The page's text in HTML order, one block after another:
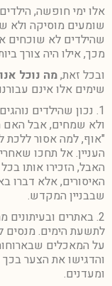
אלו ימי חופשה,
שומעים מוסיקה ולא
שהילדים לא שוכחים
מכך, אילו היה צורך
ובכל זאת,מה נוכל
שימים אלו אינם
1. נכון שהילדים
ולא שמחים, אבל האם
"אוף, למה אסור ללכת
העניין. אל תחכו
האבל, הזכירו אותו
האיסורים, אלא דברו
שבבניין המקדש.
2. באתרים
לתשעת הימים. מנסים
על המאכלים
והדגישו את הצער
ומעדנים.